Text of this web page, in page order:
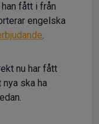
fått i från
engelska
.
nu har fått
ska ha